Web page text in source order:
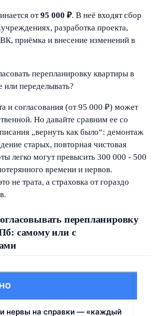
от95 000 ₽. В неё входят сбор
разработка проекта,
приёмка и внесение изменений в
перепланировку квартиры в
или переделывать?
и согласования (от 95 000 ₽) может
Но давайте сравним ее со
„вернуть как было“: демонтаж
старых, повторная чистовая
легко могут превысить 300 000 - 500
времени и нервов.
не трата, а страховка от гораздо
перепланировку
самому или с
и нервы на справки — «каждый